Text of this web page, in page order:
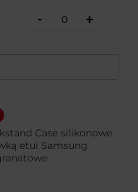
- +
Case silikonowe
etui Samsung